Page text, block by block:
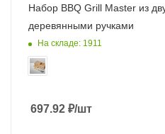
Набор BBQ Grill Master из
деревянными ручками
На складе: 1911
697.92 ₽/шт